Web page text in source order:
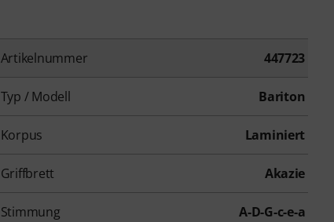
Artikelnummer 447723
Typ / Modell Bariton
Korpus Laminiert
Griffbrett Akazie
Stimmung A-D-G-c-e-a